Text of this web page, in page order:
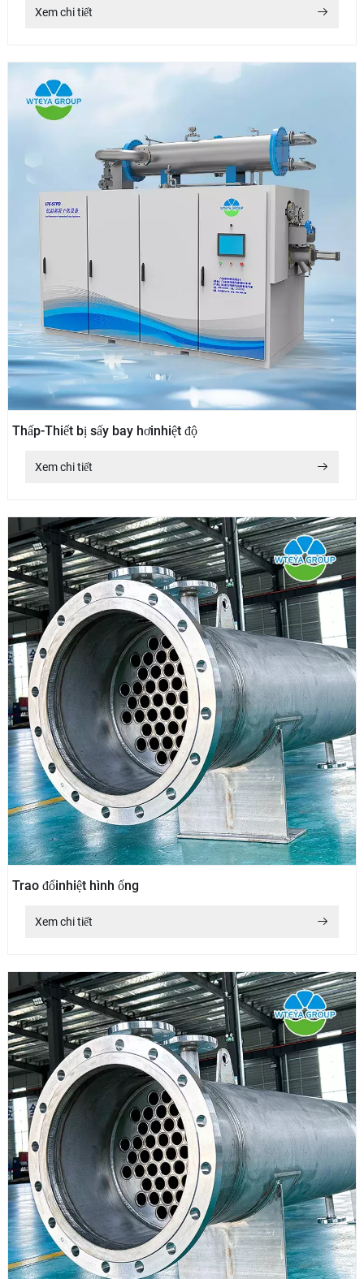
Xem chi tiết
Thấp-Thiết bị sấy bay hơinhiệt độ
Xem chi tiết
Trao đổinhiệt hình ống
Xem chi tiết